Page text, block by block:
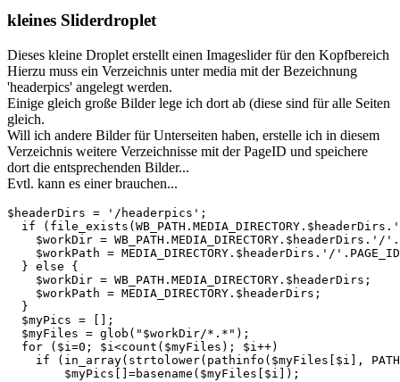
kleines Sliderdroplet
Dieses kleine Droplet erstellt einen Imageslider für den Kopfbereich
Hierzu muss ein Verzeichnis unter media mit der Bezeichnung
'headerpics' angelegt werden.
Einige gleich große Bilder lege ich dort ab (diese sind für alle Seiten
gleich.
Will ich andere Bilder für Unterseiten haben, erstelle ich in diesem
Verzeichnis weitere Verzeichnisse mit der PageID und speichere
dort die entsprechenden Bilder...
Evtl. kann es einer brauchen...
$headerDirs = '/headerpics';
if
$workDir = WB_PATH.MEDIA_DIRECTORY.$headerDirs.'/
$workPath = MEDIA_DIRECTORY.$headerDirs.'/
  } else {
    $workDir = WB_PATH.MEDIA_DIRECTORY.$headerDirs;
    $workPath = MEDIA_DIRECTORY.$headerDirs;
  }
  $myPics = [];
  $myFiles = glob("$workDir/*.*");
  for ($i=0; $i<count($myFiles); $i++)
if (in_array(strtolower(pathinfo($myFiles[$i],
        $myPics[]=basename($myFiles[$i]);